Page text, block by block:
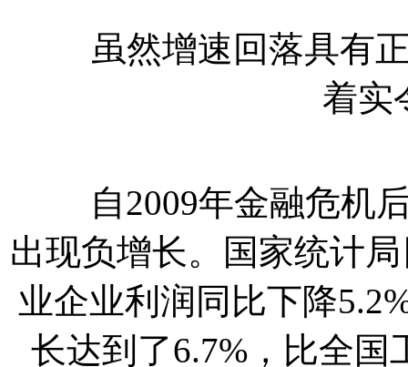
虽然增速回落具有正
着实
自2009年金融危机后
出现负增长。国家统计
业企业利润同比下降
长达到了6.7%，比全国